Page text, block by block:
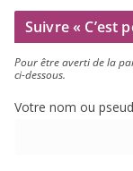
Suivre « C’est
Pour être aver­ti de la
ci-dessous.
Votre nom ou